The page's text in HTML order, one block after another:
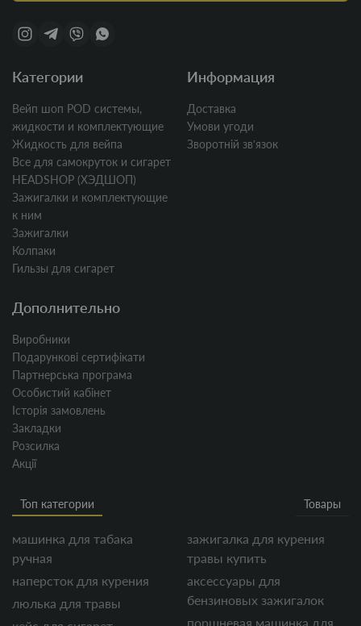
Категории
Вейп шоп POD системы,
жидкости и комплектующие
Жидкость для вейпа
Все для самокруток и сигарет
HEADSHOP (ХЭДШОП)
Зажигалки и комплектующие
к ним
Зажигалки
Колпаки
Гильзы для сигарет
Информация
Доставка
Умови угоди
Зворотній звʼязок
Дополнительно
Виробники
Подарункові сертифікати
Партнерська програма
Особистий кабінет
Історія замовлень
Закладки
Розсилка
Акції
Топ категории Товары
машинка для табака
ручная
наперсток для курения
люлька для травы
зажигалка для курения
травы купить
аксессуары для
бензиновых зажигалок
поршневая машинка для